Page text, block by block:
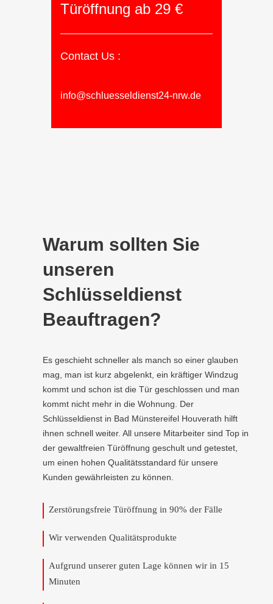
Türöffnung ab 29 €
Contact Us :
info@schluesseldienst24-nrw.de
Warum sollten Sie
unseren
Schlüsseldienst
Beauftragen?
Es geschieht schneller als manch so einer glauben
mag, man ist kurz abgelenkt, ein kräftiger Windzug
kommt und schon ist die Tür geschlossen und man
kommt nicht mehr in die Wohnung. Der
Schlüsseldienst in Bad Münstereifel Houverath hilft
ihnen schnell weiter. All unsere Mitarbeiter sind Top in
der gewaltfreien Türöffnung geschult und getestet,
um einen hohen Qualitätsstandard für unsere
Kunden gewährleisten zu können.
Zerstörungsfreie Türöffnung in 90% der Fälle
Wir verwenden Qualitätsprodukte
Aufgrund unserer guten Lage können wir in 15
Minuten